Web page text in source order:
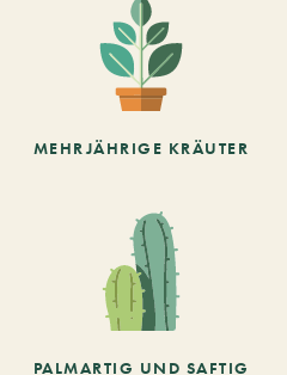
MEHRJÄHRIGE KRÄUTER
PALMARTIG UND SAFTIG